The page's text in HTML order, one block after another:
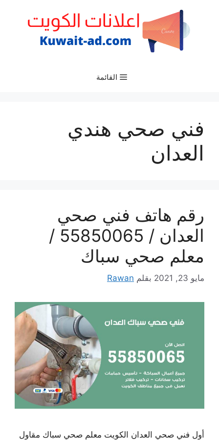
القائمة
فني صحي هندي
العدان
رقم هاتف فني صحي
العدان / 55850065 /
معلم صحي سباك
مايو 23, 2021 بقلم Rawan
أول فني صحي العدان الكويت معلم صحي سباك مقاول